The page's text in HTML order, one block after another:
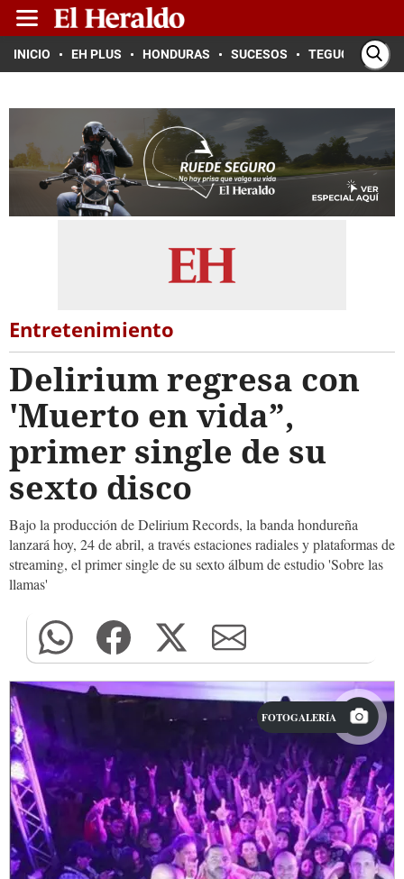
INICIO EH PLUS HONDURAS SUCESOS TEGUCIGALPA
Entretenimiento
Delirium regresa con
'Muerto en vida”,
primer single de su
sexto disco
Bajo la producción de Delirium Records, la banda hondureña
lanzará hoy, 24 de abril, a través estaciones radiales y plataformas de
streaming, el primer single de su sexto álbum de estudio 'Sobre las
llamas'
FOTOGALERÍA